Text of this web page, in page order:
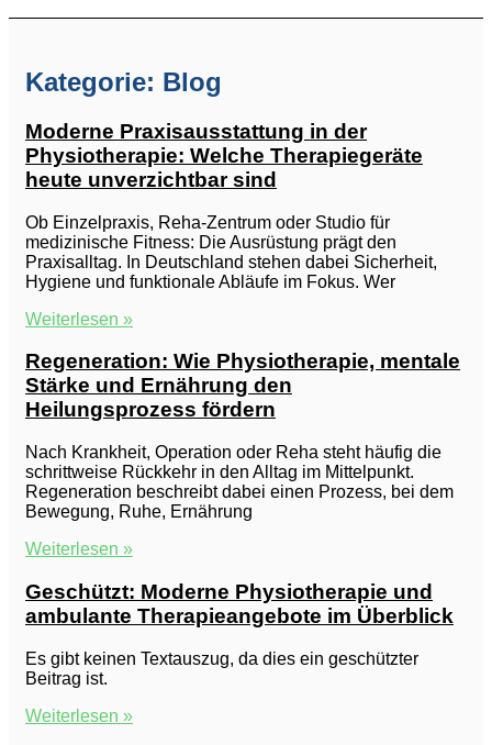
Kategorie: Blog
Moderne Praxisausstattung in der
Physiotherapie: Welche Therapiegeräte
heute unverzichtbar sind
Ob Einzelpraxis, Reha-Zentrum oder Studio für
medizinische Fitness: Die Ausrüstung prägt den
Praxisalltag. In Deutschland stehen dabei Sicherheit,
Hygiene und funktionale Abläufe im Fokus. Wer
Weiterlesen »
Regeneration: Wie Physiotherapie, mentale
Stärke und Ernährung den
Heilungsprozess fördern
Nach Krankheit, Operation oder Reha steht häufig die
schrittweise Rückkehr in den Alltag im Mittelpunkt.
Regeneration beschreibt dabei einen Prozess, bei dem
Bewegung, Ruhe, Ernährung
Weiterlesen »
Geschützt: Moderne Physiotherapie und
ambulante Therapieangebote im Überblick
Es gibt keinen Textauszug, da dies ein geschützter
Beitrag ist.
Weiterlesen »